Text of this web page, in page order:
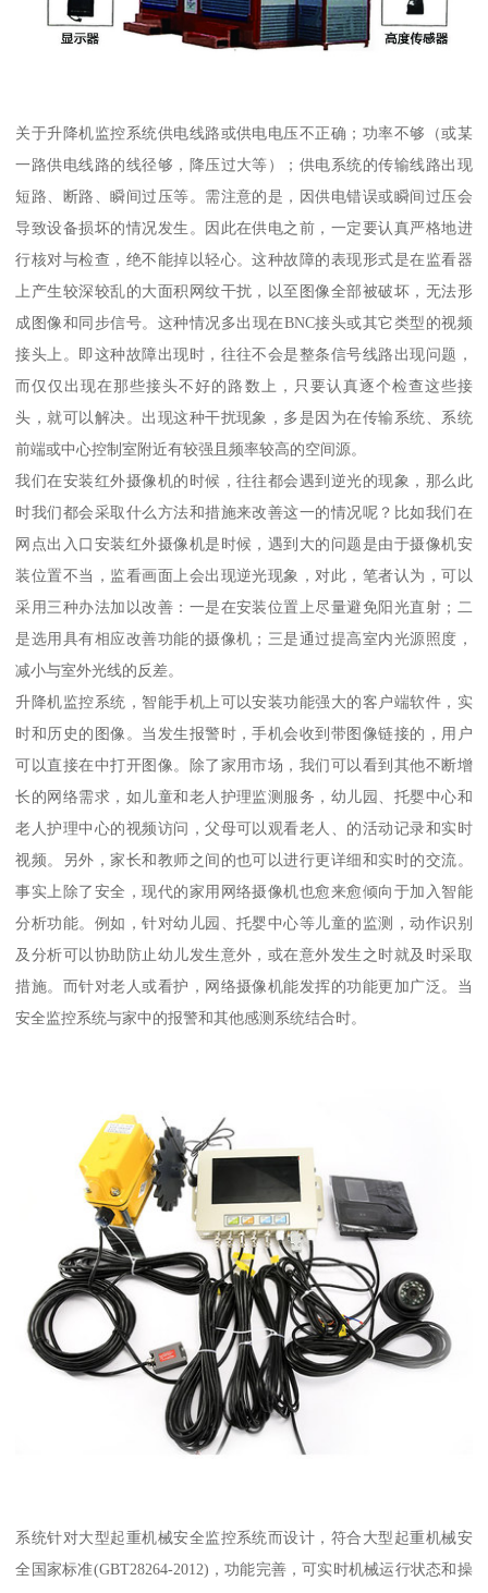
关于升降机监控系统供电线路或供电电压不正确；功率不够（或某
一路供电线路的线径够，降压过大等）；供电系统的传输线路出现
短路、断路、瞬间过压等。需注意的是，因供电错误或瞬间过压会
导致设备损坏的情况发生。因此在供电之前，一定要认真严格地进
行核对与检查，绝不能掉以轻心。这种故障的表现形式是在监看器
上产生较深较乱的大面积网纹干扰，以至图像全部被破坏，无法形
成图像和同步信号。这种情况多出现在BNC接头或其它类型的视频
接头上。即这种故障出现时，往往不会是整条信号线路出现问题，
而仅仅出现在那些接头不好的路数上，只要认真逐个检查这些接
头，就可以解决。出现这种干扰现象，多是因为在传输系统、系统
前端或中心控制室附近有较强且频率较高的空间源。
我们在安装红外摄像机的时候，往往都会遇到逆光的现象，那么此
时我们都会采取什么方法和措施来改善这一的情况呢？比如我们在
网点出入口安装红外摄像机是时候，遇到大的问题是由于摄像机安
装位置不当，监看画面上会出现逆光现象，对此，笔者认为，可以
采用三种办法加以改善：一是在安装位置上尽量避免阳光直射；二
是选用具有相应改善功能的摄像机；三是通过提高室内光源照度，
减小与室外光线的反差。
升降机监控系统，智能手机上可以安装功能强大的客户端软件，实
时和历史的图像。当发生报警时，手机会收到带图像链接的，用户
可以直接在中打开图像。除了家用市场，我们可以看到其他不断增
长的网络需求，如儿童和老人护理监测服务，幼儿园、托婴中心和
老人护理中心的视频访问，父母可以观看老人、的活动记录和实时
视频。另外，家长和教师之间的也可以进行更详细和实时的交流。
事实上除了安全，现代的家用网络摄像机也愈来愈倾向于加入智能
分析功能。例如，针对幼儿园、托婴中心等儿童的监测，动作识别
及分析可以协助防止幼儿发生意外，或在意外发生之时就及时采取
措施。而针对老人或看护，网络摄像机能发挥的功能更加广泛。当
安全监控系统与家中的报警和其他感测系统结合时。
系统针对大型起重机械安全监控系统而设计，符合大型起重机械安
全国家标准(GBT28264-2012)，功能完善，可实时机械运行状态和操